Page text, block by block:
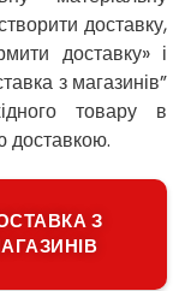
доставку,
доставку» і
з магазинів”
товару в
доставкою.
З